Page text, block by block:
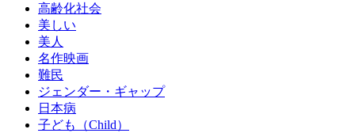
高齢化社会
美しい
美人
名作映画
難民
ジェンダー・ギャップ
日本病
子ども（Child）